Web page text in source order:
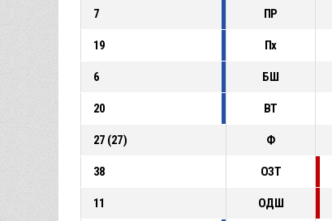
7 ПР
19 Пх
6 БШ
20 ВТ
27 (27) Ф
38 ОЗТ
11 ОДШ